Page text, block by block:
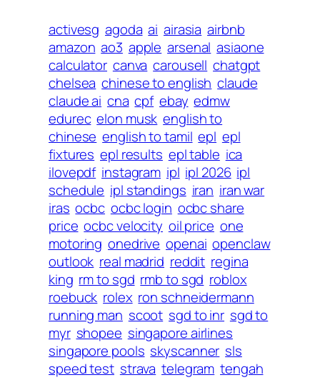
activesg agoda ai airasia airbnb
amazon ao3 apple arsenal asiaone
calculator canva carousell chatgpt
chelsea chinese to english claude
claude ai cna cpf ebay edmw
edurec elon musk english to
chinese english to tamil epl epl
fixtures epl results epl table ica
ilovepdf instagram ipl ipl 2026 ipl
schedule ipl standings iran iran war
iras ocbc ocbc login ocbc share
price ocbc velocity oil price one
motoring onedrive openai openclaw
outlook real madrid reddit regina
king rm to sgd rmb to sgd roblox
roebuck rolex ron schneidermann
running man scoot sgd to inr sgd to
myr shopee singapore airlines
singapore pools skyscanner sls
speed test strava telegram tengah